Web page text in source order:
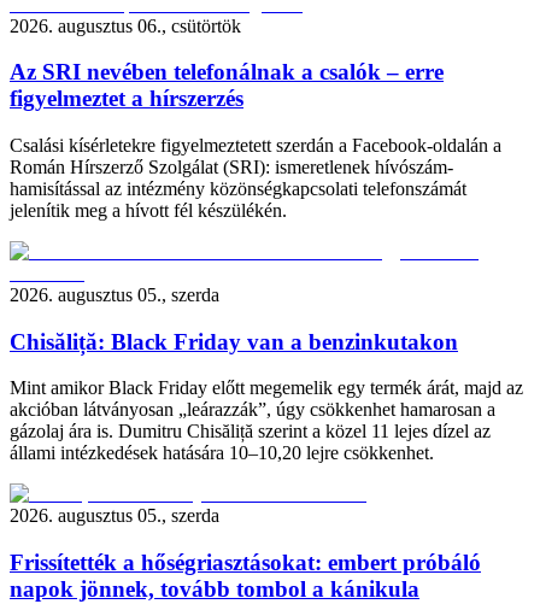
2026. augusztus 06., csütörtök
Az SRI nevében telefonálnak a csalók – erre
figyelmeztet a hírszerzés
Csalási kísérletekre figyelmeztetett szerdán a Facebook-oldalán a
Román Hírszerző Szolgálat (SRI): ismeretlenek hívószám-
hamisítással az intézmény közönségkapcsolati telefonszámát
jelenítik meg a hívott fél készülékén.
2026. augusztus 05., szerda
Chisăliță: Black Friday van a benzinkutakon
Mint amikor Black Friday előtt megemelik egy termék árát, majd az
akcióban látványosan „leárazzák”, úgy csökkenhet hamarosan a
gázolaj ára is. Dumitru Chisăliță szerint a közel 11 lejes dízel az
állami intézkedések hatására 10–10,20 lejre csökkenhet.
2026. augusztus 05., szerda
Frissítették a hőségriasztásokat: embert próbáló
napok jönnek, tovább tombol a kánikula